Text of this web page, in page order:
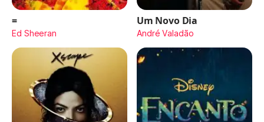
=
Ed Sheeran
Um Novo Dia
André Valadão